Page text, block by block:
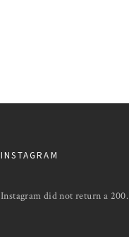
INSTAGRAM
Instagram did not return a 200.